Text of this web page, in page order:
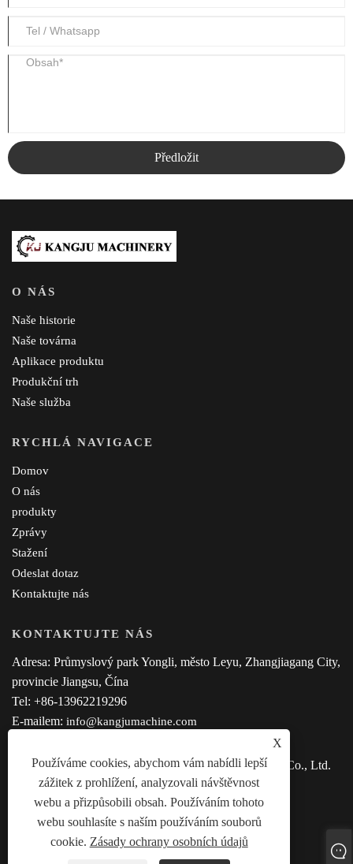
Předložit
X
Používáme cookies, abychom vám nabídli lepší
zážitek z prohlížení, analyzovali návštěvnost
webu a přizpůsobili obsah. Používáním tohoto
webu souhlasíte s naším používáním souborů
cookie. Zásady ochrany osobních údajů
O NÁS
Naše historie
Naše továrna
Aplikace produktu
Produkční trh
Naše služba
RYCHLÁ NAVIGACE
Domov
O nás
produkty
Zprávy
Stažení
Odeslat dotaz
Kontaktujte nás
KONTAKTUJTE NÁS
Adresa: Průmyslový park Yongli, město Leyu, Zhangjiagang City,
provincie Jiangsu, Čína
Tel: +86-13962219296
E-mailem: info@kangjumachine.com
Copyright © 2023 Zhangjiagang Kangju Machinery Co., Ltd.
Všechna práva vyhrazena.
LINKS SITEMAP RSS
XML